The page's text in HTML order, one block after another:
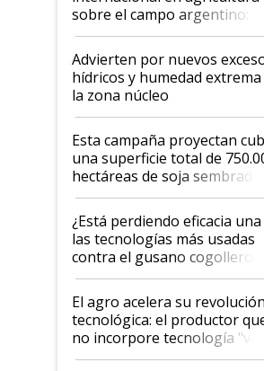
sobre el campo argentino:
"Estoy muy impresionado"
Advierten por nuevos
hídricos y humedad extrema
la zona núcleo
Esta campaña proyectan
una superficie total de
hectáreas de soja sembradas
con una nueva generación
variedades que marcan un
salto tecnológico en
rendimiento
¿Está perdiendo eficacia una
las tecnologías más usadas
contra el gusano cogollero? El
desafío de una tecnología
El agro acelera su revolución
tecnológica: el productor
no incorpore tecnología "va a
perder el tren"